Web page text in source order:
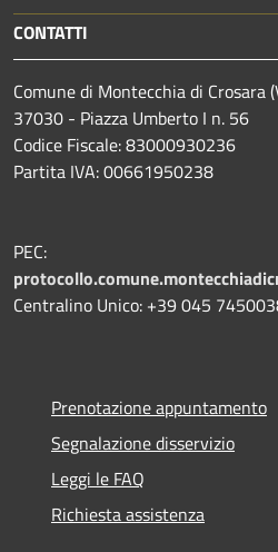
CONTATTI
Comune di Montecchia di Crosara
37030 - Piazza Umberto I n. 56
Codice Fiscale: 83000930236
Partita IVA: 00661950238
PEC:
Centralino Unico: +39 045
Prenotazione appuntamento
Segnalazione disservizio
Leggi le FAQ
Richiesta assistenza